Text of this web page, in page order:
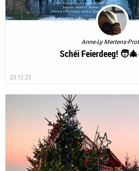
Anne-Ly Mertens-
Schéi Feierdeeg!
23.12.23